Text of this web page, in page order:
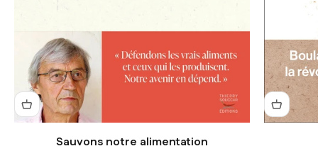
Sauvons notre alimentation